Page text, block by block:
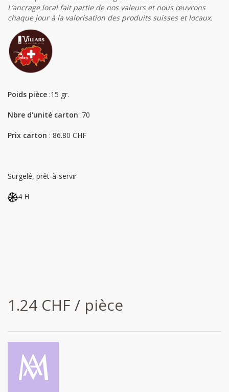
L’ancrage local fait partie de nos valeurs et nous œuvrons
chaque jour à la valorisation des produits suisses et locaux.
Poids pièce :15 gr.
Nbre d'unité carton :70
Prix carton : 86.80 CHF
Surgelé, prêt-à-servir
4 H
1.24 CHF / pièce